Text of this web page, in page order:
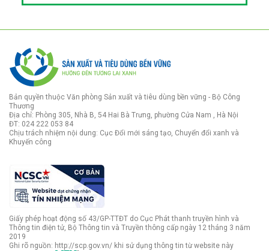
Bản quyền thuộc Văn phòng Sản xuất và tiêu dùng bền vững - Bộ Công
Thương
Địa chỉ: Phòng 305, Nhà B, 54 Hai Bà Trưng, phường Cửa Nam , Hà Nội
ĐT: 024 222 053 84
Chịu trách nhiệm nội dung: Cục Đổi mới sáng tạo, Chuyển đổi xanh và
Khuyến công
Giấy phép hoạt động số 43/GP-TTĐT do Cục Phát thanh truyền hình và
Thông tin điện tử, Bộ Thông tin và Truyền thông cấp ngày 12 tháng 3 năm
2019
Ghi rõ nguồn: http://scp.gov.vn/ khi sử dụng thông tin từ website này